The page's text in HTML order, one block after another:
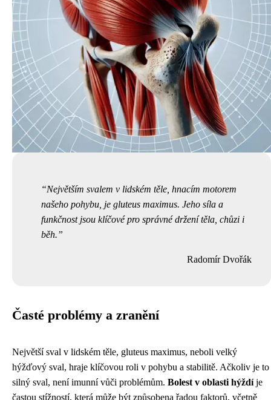
Největším svalem v lidském těle, hnacím motorem
našeho pohybu, je gluteus maximus. Jeho síla a
funkčnost jsou klíčové pro správné držení těla, chůzi i
běh.
Radomír Dvořák
Časté problémy a zranění
Největší sval v lidském těle, gluteus maximus, neboli velký
hýžďový sval, hraje klíčovou roli v pohybu a stabilitě. Ačkoliv je to
silný sval, není imunní vůči problémům. Bolest v oblasti hýždíje
častou stížností, která může být způsobena řadou faktorů, včetně